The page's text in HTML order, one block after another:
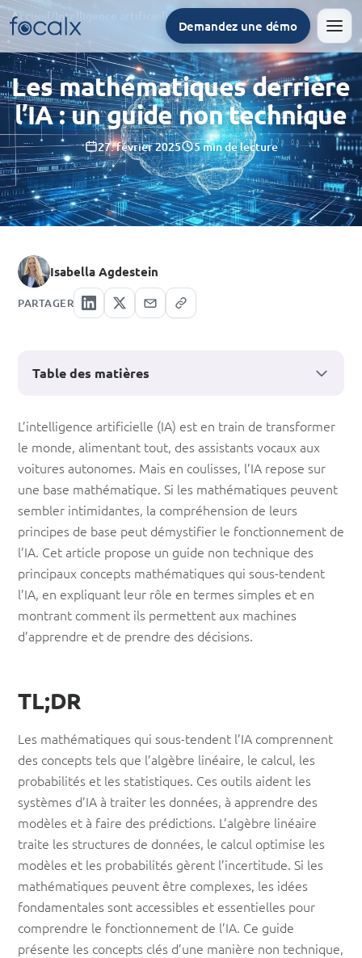
Demandez une démo
Accueil Intelligence artificielle/ Les mathématiques derrière l’IA : un guide non technique
Les mathématiques derrière
l’IA : un guide non technique
27. février 2025 5 min de lecture
Isabella Agdestein
PARTAGER
Les
mathématiques
derrière
l’IA
:
un
guide
non
L’intelligence artificielle (IA) est en train de transformer
le monde, alimentant tout, des assistants vocaux aux
voitures autonomes. Mais en coulisses, l’IA repose sur
une base mathématique. Si les mathématiques peuvent
sembler intimidantes, la compréhension de leurs
principes de base peut démystifier le fonctionnement de
l’IA. Cet article propose un guide non technique des
principaux concepts mathématiques qui sous-tendent
l’IA, en expliquant leur rôle en termes simples et en
montrant comment ils permettent aux machines
d’apprendre et de prendre des décisions.
TL;DR
Les mathématiques qui sous-tendent l’IA comprennent
des concepts tels que l’algèbre linéaire, le calcul, les
probabilités et les statistiques. Ces outils aident les
systèmes d’IA à traiter les données, à apprendre des
modèles et à faire des prédictions. L’algèbre linéaire
traite les structures de données, le calcul optimise les
modèles et les probabilités gèrent l’incertitude. Si les
mathématiques peuvent être complexes, les idées
fondamentales sont accessibles et essentielles pour
comprendre le fonctionnement de l’IA. Ce guide
présente les concepts clés d’une manière non technique,
Table des matières